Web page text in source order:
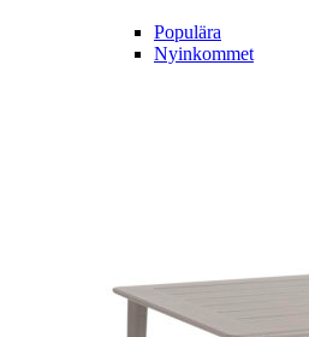
Populära
Nyinkommet